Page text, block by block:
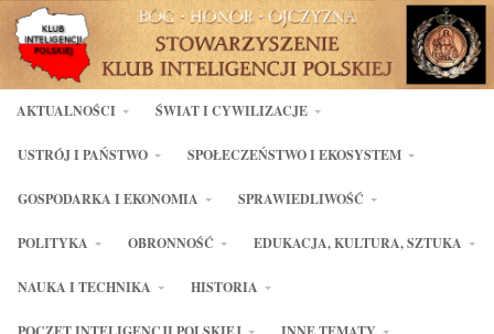
AKTUALNOŚCI ŚWIAT I CYWILIZACJE
USTRÓJ I PAŃSTWO SPOŁECZEŃSTWO I EKOSYSTEM
GOSPODARKA I EKONOMIA SPRAWIEDLIWOŚĆ
POLITYKA OBRONNOŚĆ EDUKACJA, KULTURA, SZTUKA
NAUKA I TECHNIKA HISTORIA